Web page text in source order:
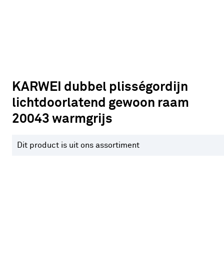
KARWEI dubbel plisségordijn
lichtdoorlatend gewoon raam
20043 warmgrijs
Dit product is uit ons assortiment